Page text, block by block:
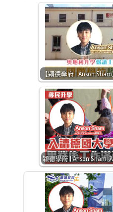
【㯋德學府 | Anson
㯋德學府 | Anson Sham